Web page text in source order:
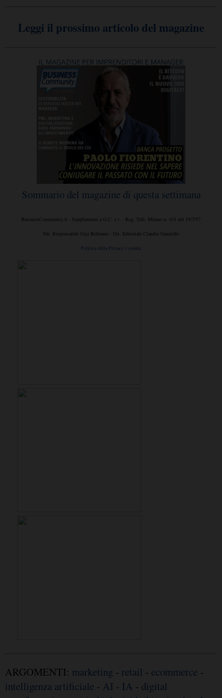
Leggi il prossimo articolo del magazine
Sommario del magazine di questa settimana
BusinessCommunity.it - Supplemento a G.C. e t. - Reg. Trib. Milano n. 431 del 19/7/97
Dir. Responsabile Gigi Beltrame - Dir. Editoriale Claudio Gandolfo
Politica della Privacy e cookie
ARGOMENTI: marketing - retail - ecommerce -
intelligenza artificiale - AI - IA - digital